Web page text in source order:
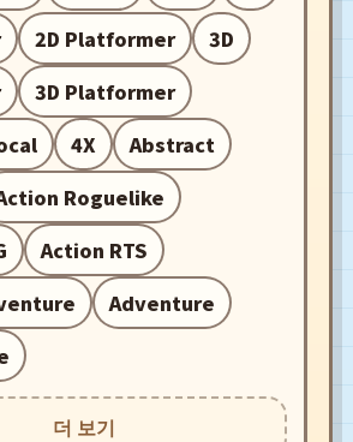
2D Platformer
3D
3D Platformer
4X
Abstract
Roguelike
Action RTS
Adventure
더 보기